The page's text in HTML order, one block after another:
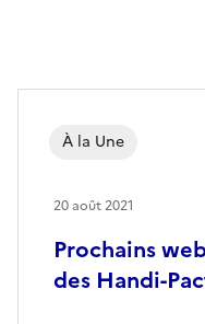
Prochains
des Handi-
À la Une
20 août 2021